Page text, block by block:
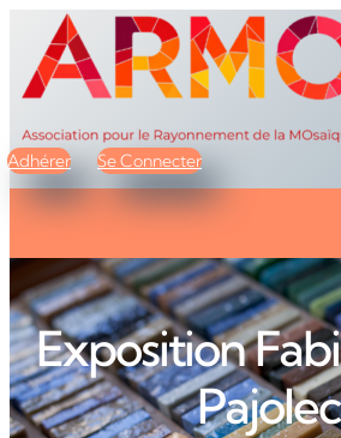
Adhérer Se Connecter
Exposition
Pajolec